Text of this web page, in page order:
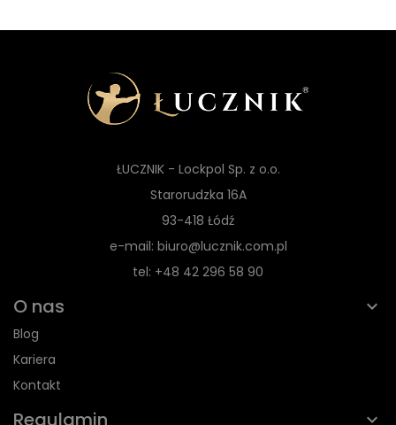
ŁUCZNIK - Lockpol Sp. z o.o.
Starorudzka 16A
93-418 Łódź
e-mail: biuro@lucznik.com.pl
tel: +48 42 296 58 90
O nas
Blog
Kariera
Kontakt
Regulamin